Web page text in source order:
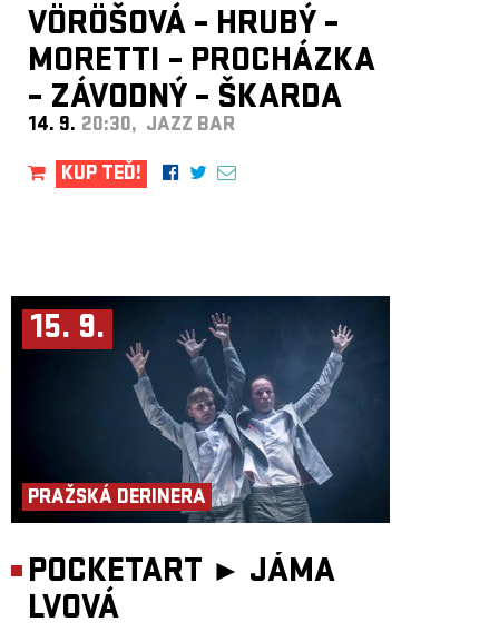
VÖRÖŠOVÁ – HRUBÝ –
MORETTI – PROCHÁZKA
– ZÁVODNÝ – ŠKARDA
14. 9. 20:30, JAZZ BAR
KUP TEĎ!
15. 9.
PRAŽSKÁ DERINERA
POCKETART ► JÁMA
LVOVÁ